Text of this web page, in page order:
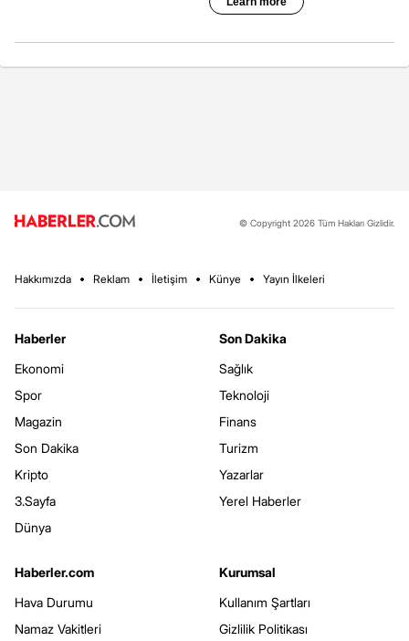
© Copyright 2026 Tüm Hakları Gizlidir.
Hakkımızda Reklam İletişim Künye Yayın İlkeleri
Haberler
Ekonomi
Spor
Magazin
Son Dakika
Kripto
3.Sayfa
Dünya
Son Dakika
Sağlık
Teknoloji
Finans
Turizm
Yazarlar
Yerel Haberler
Haberler.com
Hava Durumu
Namaz Vakitleri
Kurumsal
Kullanım Şartları
Gizlilik Politikası